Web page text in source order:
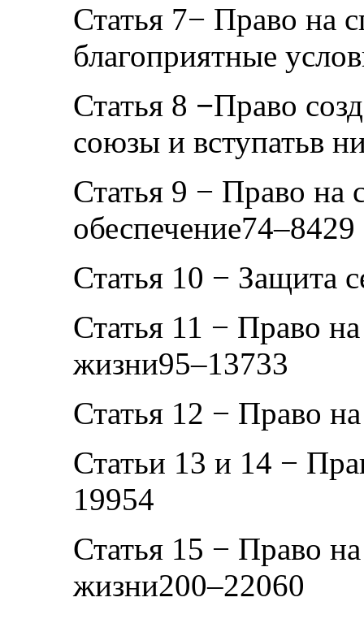
Статья 7− Право на
благоприятные
Статья 8 −Право
союзы и вступатьв
Статья 9 − Право на
обеспечение74–8429
Статья 10 − Защита
Статья 11 − Право
жизни95–13733
Статья 12 − Право
Статьи 13 и 14 −
19954
Статья 15 − Право
жизни200–22060